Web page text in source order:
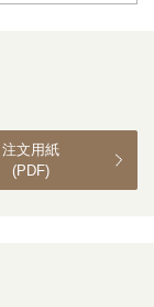
注文用紙
(PDF)